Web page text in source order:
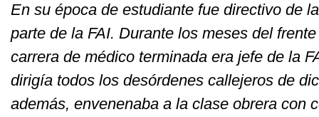
En su época de estudiante fue directivo de
parte de la FAI. Durante los meses del
carrera de médico terminada era jefe de la
dirigía todos los desórdenes callejeros de
además, envenenaba a la clase obrera con